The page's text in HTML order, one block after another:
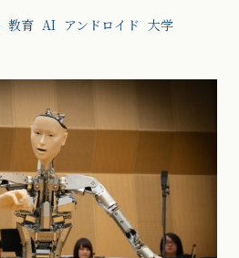
教育 AI アンドロイド 大学